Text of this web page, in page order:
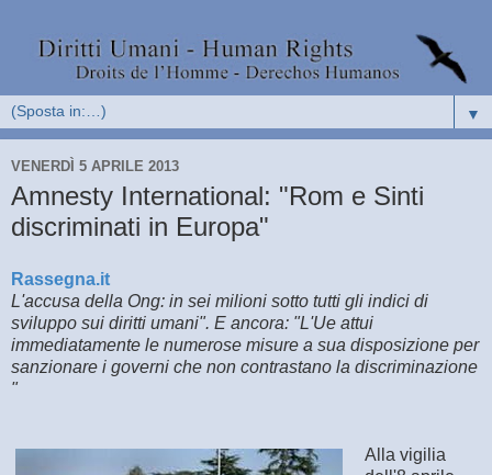
▼
VENERDÌ 5 APRILE 2013
Amnesty International: "Rom e Sinti
discriminati in Europa"
Rassegna.it
L'accusa della Ong: in sei milioni sotto tutti gli indici di
sviluppo sui diritti umani". E ancora: "L'Ue attui
immediatamente le numerose misure a sua disposizione per
sanzionare i governi che non contrastano la discriminazione
"
Alla vigilia